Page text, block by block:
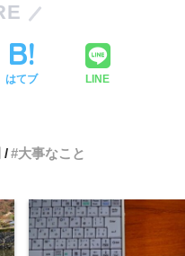
はてブ LINE
大事なこと